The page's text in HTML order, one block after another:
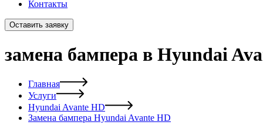
Контакты
Оставить заявку
замена бампера в Hyundai
Главная
Услуги
Hyundai Avante HD
Замена бампера Hyundai Avante HD